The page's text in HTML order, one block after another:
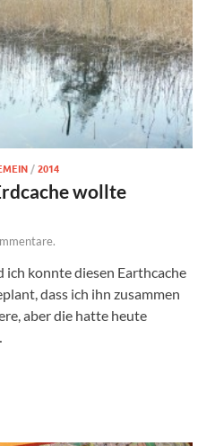
/2014
wollte
ich konnte diesen Earthcache
dass ich ihn zusammen
aber die hatte heute